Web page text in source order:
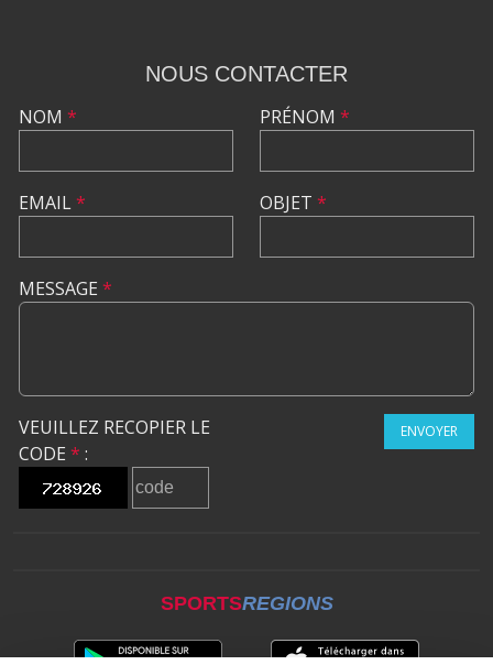
NOUS CONTACTER
NOM *
EMAIL*
PRÉNOM *
OBJET *
MESSAGE *
VEUILLEZ RECOPIER LE
CODE * :
ENVOYER
SPORTSREGIONS